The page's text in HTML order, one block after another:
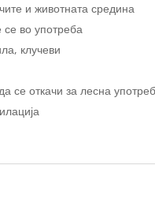
и животната средина
се во употреба
клучеви
се откачи за лесна